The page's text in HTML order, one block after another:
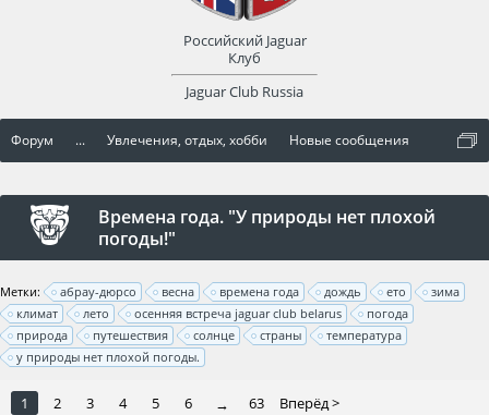
Форум ... Увлечения, отдых, хобби Новые сообщения
Времена года. "У природы нет плохой
погоды!"
Метки: абрау-дюрсо весна времена года дождь ето
зима
климат
лето осенняя встреча jaguar club belarus
погода
природа
путешествия солнце страны
температура
у природы нет плохой погоды.
1 2 3 4 5 6 → 63 Вперёд >
Российский Jaguar
Клуб
Jaguar Club Russia
оват